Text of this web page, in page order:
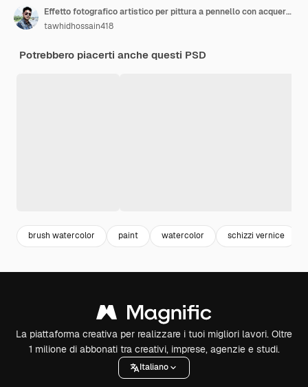
Effetto fotografico artistico per pittura a pennello con acquerello
tawhidhossain418
Potrebbero piacerti anche questi PSD
brush watercolor paint watercolor schizzi vernice
La piattaforma creativa per realizzare i tuoi migliori lavori. Oltre
1 milione di abbonati tra creativi, imprese, agenzie e studi.
Italiano